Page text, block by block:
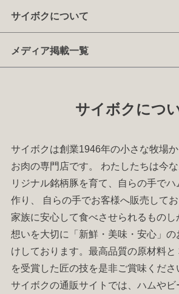
サイボクについて
メディア掲載一覧
サイボクにつ
サイボクは創業1946年の小さな牧場
お肉の専門店です。 わたしたちは今
リジナル銘柄豚を育て、自らの手でハ
作り、 自らの手でお客様へ販売して
家族に安心して食べさせられるもの
想いを大切に「新鮮・美味・安心」の
けしております。最高品質の原材料
を受賞した匠の技を是非ご賞味くださ
サイボクの通販サイトでは、 ハムやビ